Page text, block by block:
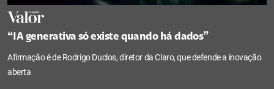
“IA generativa só existe quando há dados”
Afirmação é de Rodrigo Duclos, diretor da Claro, que defende a inovação
aberta